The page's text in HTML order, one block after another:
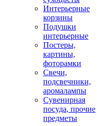
Интерьерные
корзины
Подушки
интерьерные
Постеры,
картины,
фоторамки
Свечи,
подсвечники,
аромалампы
Сувенирная
посуда, прочие
предметы